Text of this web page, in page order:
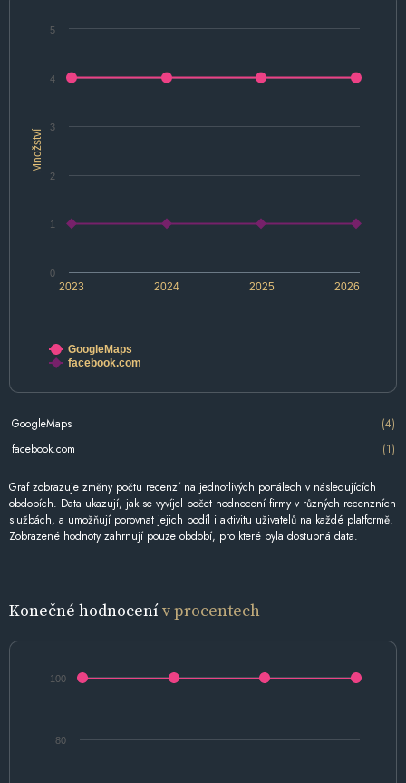
Množství
2024 2026
2023 2025
0
1
2
3
4
5
GoogleMaps
facebook.com
GoogleMaps
(4)
facebook.com
(1)
Graf zobrazuje změny počtu recenzí na jednotlivých portálech v následujících
obdobích. Data ukazují, jak se vyvíjel počet hodnocení firmy v různých recenzních
službách, a umožňují porovnat jejich podíl i aktivitu uživatelů na každé platformě.
Zobrazené hodnoty zahrnují pouze období, pro které byla dostupná data.
Konečné hodnocenív procentech
80
100